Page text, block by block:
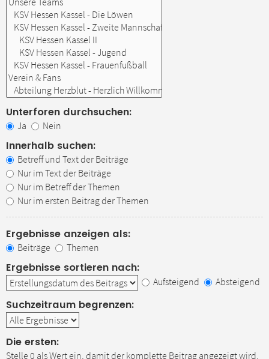
Unterforen durchsuchen:
Ja Nein
Innerhalb suchen:
Betreff und Text der Beiträge
Nur im Text der Beiträge
Nur im Betreff der Themen
Nur im ersten Beitrag der Themen
Ergebnisse anzeigen als:
Beiträge Themen
Ergebnisse sortieren nach:
Aufsteigend Absteigend
Suchzeitraum begrenzen:
Die ersten:
Stelle 0 als Wert ein, damit der komplette Beitrag angezeigt wird.